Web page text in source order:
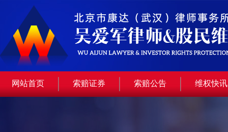
网站首页 索赔证券 索赔公告 维权快讯